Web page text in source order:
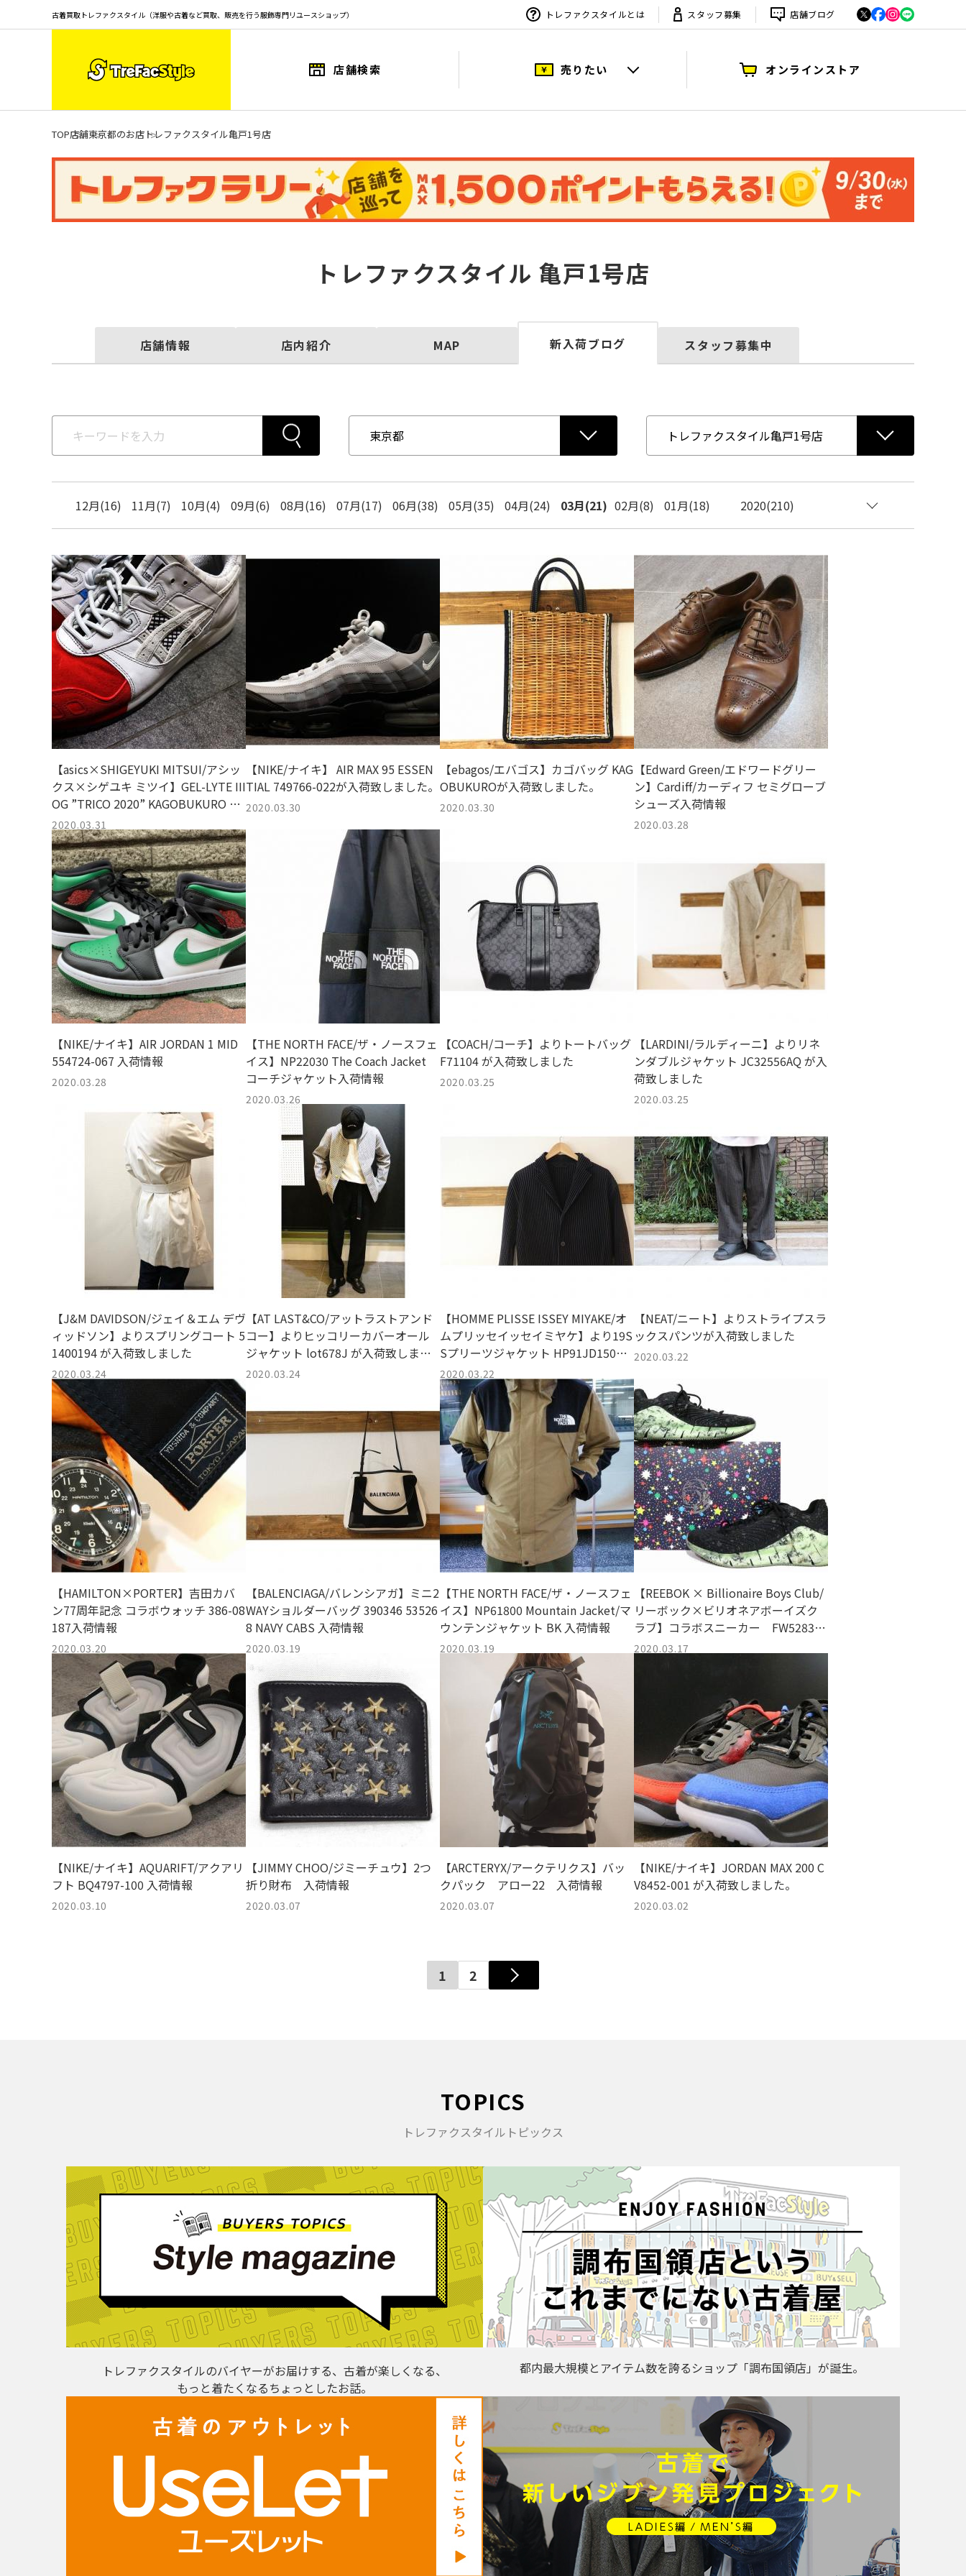
古着買取トレファクスタイル（洋服や古着など買取、販売を行う服飾専門リユースショップ） トレファクスタイルとは スタッフ募集 店舗ブログ
店舗検索 売りたい オンラインストア
TOP店舗東京都のお店 トレファクスタイル亀戸1号店
トレファクスタイル 亀戸1号店
店舗情報 店内紹介 MAP 新入荷ブログ スタッフ募集中
12月(16) 11月(7) 10月(4) 09月(6) 08月(16) 07月(17) 06月(38) 05月(35) 04月(24) 03月(21) 02月(8) 01月(18) 2020(210)
【asics×SHIGEYUKI MITSUI/アシッ
クス×シゲユキ ミツイ】GEL-LYTE III
OG ”TRICO 2020” KAGOBUKURO 11
93A185 が入荷致しました。
2020.03.31
【NIKE/ナイキ】 AIR MAX 95 ESSEN
TIAL 749766-022が入荷致しました。
2020.03.30
【ebagos/エバゴス】カゴバッグ KAG
OBUKUROが入荷致しました。
2020.03.30
【Edward Green/エドワードグリー
ン】Cardiff/カーディフ セミグローブ
シューズ入荷情報
2020.03.28
【NIKE/ナイキ】AIR JORDAN 1 MID
554724-067 入荷情報
2020.03.28
【THE NORTH FACE/ザ・ノースフェ
イス】NP22030 The Coach Jacket
コーチジャケット入荷情報
2020.03.26
【COACH/コーチ】よりトートバッグ
F71104 が入荷致しました
2020.03.25
【LARDINI/ラルディーニ】よりリネ
ンダブルジャケット JC32556AQ が入
荷致しました
2020.03.25
【J&M DAVIDSON/ジェイ＆エム デヴ
ィッドソン】よりスプリングコート 5
1400194 が入荷致しました
2020.03.24
【AT LAST&CO/アットラストアンド
コー】よりヒッコリーカバーオール
ジャケット lot678J が入荷致しまし
た
2020.03.24
【HOMME PLISSE ISSEY MIYAKE/オ
ムプリッセイッセイミヤケ】より19S
Sプリーツジャケット HP91JD150が
入荷致しました
2020.03.22
【NEAT/ニート】よりストライプスラ
ックスパンツが入荷致しました
2020.03.22
【HAMILTON×PORTER】吉田カバ
ン77周年記念 コラボウォッチ 386-08
187入荷情報
2020.03.20
【BALENCIAGA/バレンシアガ】ミニ2
WAYショルダーバッグ 390346 53526
8 NAVY CABS 入荷情報
2020.03.19
【THE NORTH FACE/ザ・ノースフェ
イス】NP61800 Mountain Jacket/マ
ウンテンジャケット BK 入荷情報
2020.03.19
【REEBOK × Billionaire Boys Club/
リーボック×ビリオネアボーイズク
ラブ】コラボスニーカー FW5283
入荷情報『古着買取トレファクスタ
2020.03.17
【NIKE/ナイキ】AQUARIFT/アクアリ
フト BQ4797-100 入荷情報
2020.03.10
【JIMMY CHOO/ジミーチュウ】2つ
折り財布 入荷情報
2020.03.07
【ARCTERYX/アークテリクス】バッ
クパック アロー22 入荷情報
2020.03.07
【NIKE/ナイキ】JORDAN MAX 200 C
V8452-001 が入荷致しました。
2020.03.02
1 2
TOPICS
トレファクスタイルトピックス
トレファクスタイルのバイヤーがお届けする、古着が楽しくなる、
もっと着たくなるちょっとしたお話。
都内最大規模とアイテム数を誇るショップ「調布国領店」が誕生。